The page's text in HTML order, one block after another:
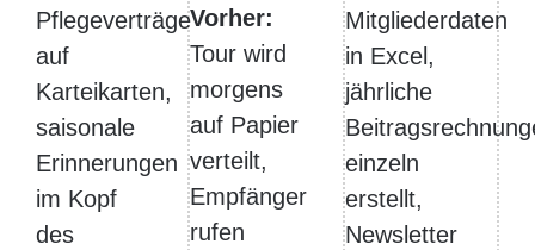
Pflegeverträge
auf
Karteikarten,
saisonale
Erinnerungen
im Kopf
des
Vorher:
Tour wird
morgens
auf Papier
verteilt,
Empfänger
rufen
Mitgliederdaten
in Excel,
jährliche
einzeln
erstellt,
Newsletter